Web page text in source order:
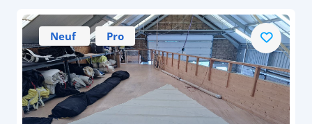
Neuf Pro